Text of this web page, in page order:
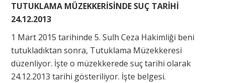
TUTUKLAMA MÜZEKKERİSİNDE SUÇ TARİHİ
24.12.2013
1 Mart 2015 tarihinde 5. Sulh Ceza Hakimliği beni
tutukladıktan sonra, Tutuklama Müzekkeresi
düzenliyor. İşte o müzekkerede suç tarihi olarak
24.12.2013 tarihi gösteriliyor. İşte belgesi.